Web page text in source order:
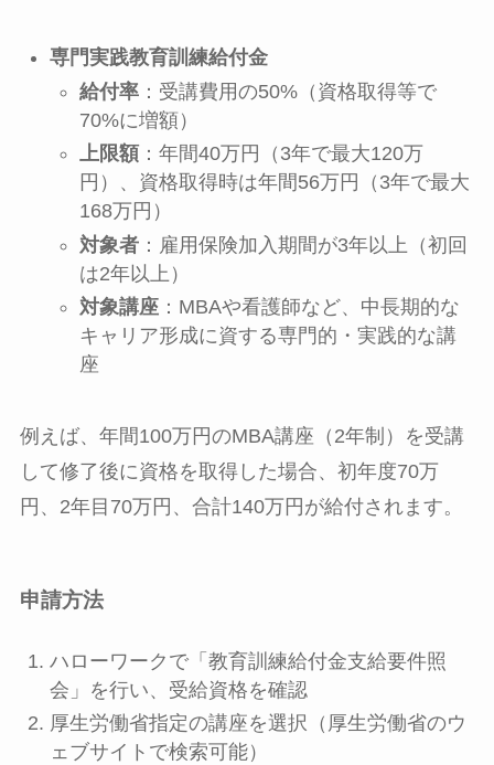
専門実践教育訓練給付金
給付率：受講費用の50%（資格取得等で
70%に増額）
上限額：年間40万円（3年で最大120万
円）、資格取得時は年間56万円（3年で最大
168万円）
対象者：雇用保険加入期間が3年以上（初回
は2年以上）
対象講座：MBAや看護師など、中長期的な
キャリア形成に資する専門的・実践的な講
座
例えば、年間100万円のMBA講座（2年制）を受講
して修了後に資格を取得した場合、初年度70万
円、2年目70万円、合計140万円が給付されます。
申請方法
ハローワークで「教育訓練給付金支給要件照
会」を行い、受給資格を確認
厚生労働省指定の講座を選択（厚生労働省のウ
ェブサイトで検索可能）